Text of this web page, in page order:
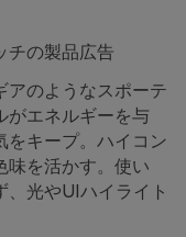
チの製品広告
アのようなスポーテ
がエネルギーを与
をキープ。ハイコン
味を活かす。使い
光やUIハイライト